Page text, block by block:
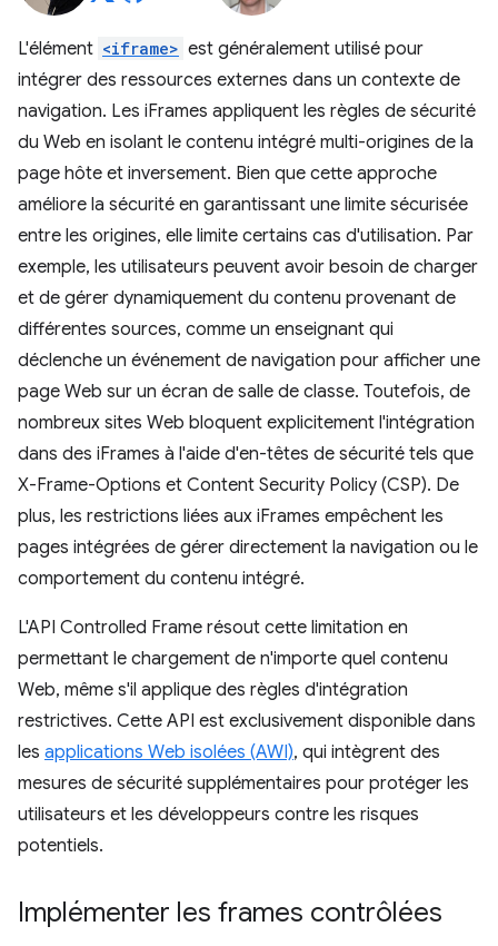
L'élément <iframe> est généralement utilisé pour
intégrer des ressources externes dans un contexte de
navigation. Les iFrames appliquent les règles de sécurité
du Web en isolant le contenu intégré multi-origines de la
page hôte et inversement. Bien que cette approche
améliore la sécurité en garantissant une limite sécurisée
entre les origines, elle limite certains cas d'utilisation. Par
exemple, les utilisateurs peuvent avoir besoin de charger
et de gérer dynamiquement du contenu provenant de
différentes sources, comme un enseignant qui
déclenche un événement de navigation pour afficher une
page Web sur un écran de salle de classe. Toutefois, de
nombreux sites Web bloquent explicitement l'intégration
dans des iFrames à l'aide d'en-têtes de sécurité tels que
X-Frame-Options et Content Security Policy (CSP). De
plus, les restrictions liées aux iFrames empêchent les
pages intégrées de gérer directement la navigation ou le
comportement du contenu intégré.
L'API Controlled Frame résout cette limitation en
permettant le chargement de n'importe quel contenu
Web, même s'il applique des règles d'intégration
restrictives. Cette API est exclusivement disponible dans
les applications Web isolées (AWI), qui intègrent des
mesures de sécurité supplémentaires pour protéger les
utilisateurs et les développeurs contre les risques
potentiels.
Implémenter les frames contrôlées